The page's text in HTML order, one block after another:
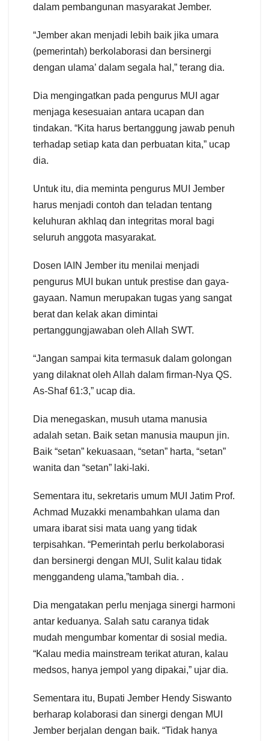
dalam pembangunan masyarakat Jember.
“Jember akan menjadi lebih baik jika umara
(pemerintah) berkolaborasi dan bersinergi
dengan ulama’ dalam segala hal,” terang dia.
Dia mengingatkan pada pengurus MUI agar
menjaga kesesuaian antara ucapan dan
tindakan. “Kita harus bertanggung jawab penuh
terhadap setiap kata dan perbuatan kita,” ucap
dia.
Untuk itu, dia meminta pengurus MUI Jember
harus menjadi contoh dan teladan tentang
keluhuran akhlaq dan integritas moral bagi
seluruh anggota masyarakat.
Dosen IAIN Jember itu menilai menjadi
pengurus MUI bukan untuk prestise dan gaya-
gayaan. Namun merupakan tugas yang sangat
berat dan kelak akan dimintai
pertanggungjawaban oleh Allah SWT.
“Jangan sampai kita termasuk dalam golongan
yang dilaknat oleh Allah dalam firman-Nya QS.
As-Shaf 61:3,” ucap dia.
Dia menegaskan, musuh utama manusia
adalah setan. Baik setan manusia maupun jin.
Baik “setan” kekuasaan, “setan” harta, “setan”
wanita dan “setan” laki-laki.
Sementara itu, sekretaris umum MUI Jatim Prof.
Achmad Muzakki menambahkan ulama dan
umara ibarat sisi mata uang yang tidak
terpisahkan. “Pemerintah perlu berkolaborasi
dan bersinergi dengan MUI, Sulit kalau tidak
menggandeng ulama,”tambah dia. .
Dia mengatakan perlu menjaga sinergi harmoni
antar keduanya. Salah satu caranya tidak
mudah mengumbar komentar di sosial media.
“Kalau media mainstream terikat aturan, kalau
medsos, hanya jempol yang dipakai,” ujar dia.
Sementara itu, Bupati Jember Hendy Siswanto
berharap kolaborasi dan sinergi dengan MUI
Jember berjalan dengan baik. “Tidak hanya